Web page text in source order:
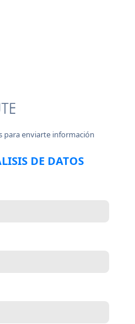
para enviarte información
DE DATOS